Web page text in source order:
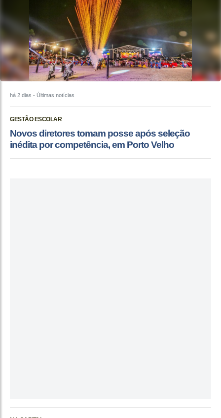
há 2 dias - Últimas notícias
GESTÃO ESCOLAR
Novos diretores tomam posse após seleção
inédita por competência, em Porto Velho